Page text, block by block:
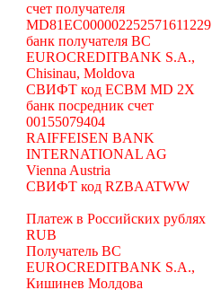
счет получателя
MD81EC000002252571611229
банк получателя BC
EUROCREDITBANK S.A.,
Chisinau, Moldova
СВИФТ код ECBM MD 2X
банк посредник счет
00155079404
RAIFFEISEN BANK
INTERNATIONAL AG
Vienna Austria
СВИФТ код RZBAATWW
Платеж в Российских рублях
RUB
Получатель BC
EUROCREDITBANK S.A.,
Кишинев Молдова